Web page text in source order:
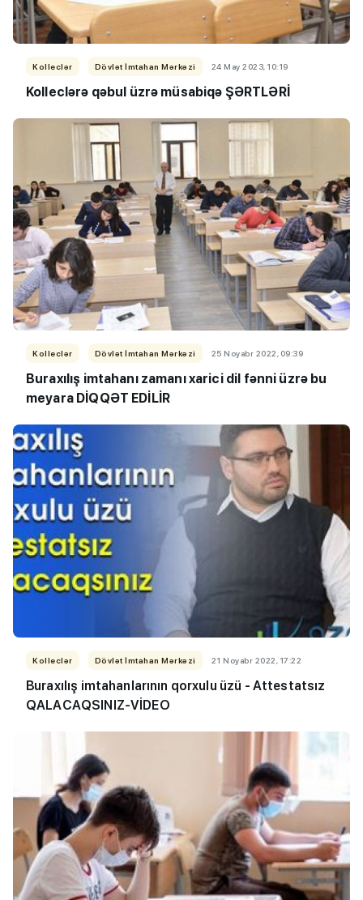
Kolleclər Dövlət İmtahan Mərkəzi 24 May 2023, 10:19
Kolleclərə qəbul üzrə müsabiqə ŞƏRTLƏRİ
Kolleclər Dövlət İmtahan Mərkəzi 25 Noyabr 2022, 09:39
Buraxılış imtahanı zamanı xarici dil fənni üzrə bu
meyara DİQQƏT EDİLİR
Kolleclər Dövlət İmtahan Mərkəzi 21 Noyabr 2022, 17:22
Buraxılış imtahanlarının qorxulu üzü - Attestatsız
QALACAQSINIZ-VİDEO